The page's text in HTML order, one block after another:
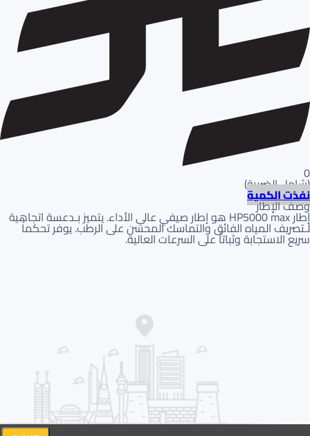
0
(شامل الضريبة)
نفذت الكمية
وصف الإطار
إطار HP5000 max هو إطار صيفي عالي الأداء. يتميز بـدعسة اتجاهية
لـتصريف المياه الفائق والتماسك المحسن على الرطب. يوفر تحكماً
سريع الاستجابة وثباتاً على السرعات العالية.